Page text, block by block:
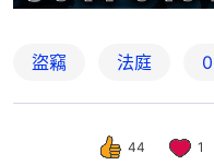
盜竊 法庭
44 1